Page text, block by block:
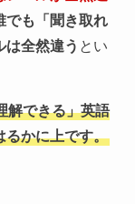
でも「聞き取れ
は全然違う とい
解できる」英語
るかに上です。